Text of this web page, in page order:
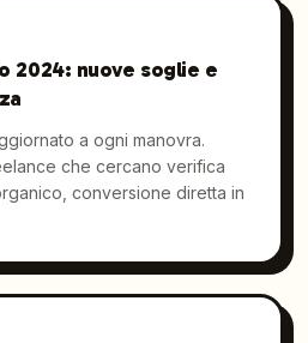
2024: nuove soglie e
a ogni manovra.
che cercano verifica
conversione diretta in